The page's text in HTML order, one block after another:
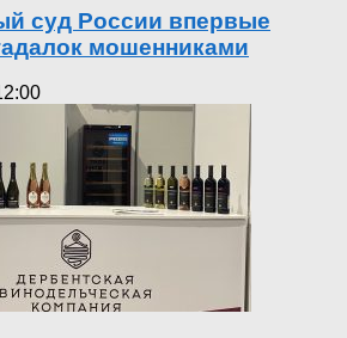
суд России впервые
мошенниками